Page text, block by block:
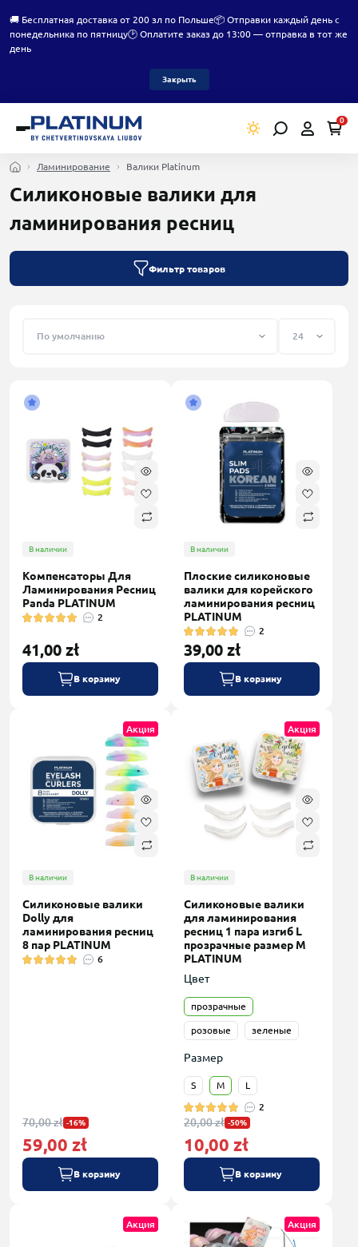
🚚 Бесплатная доставка от 200 зл по Польше📦 Отправки каждый день с
понедельника по пятницу🕑 Оплатите заказ до 13:00 — отправка в тот же
день
Закрыть
0
Ламинирование Валики Platinum
Силиконовые валики для
ламинирования ресниц
Фильтр товаров
В наличии
Компенсаторы Для
Ламинирования Ресниц
Panda PLATINUM
2
41,00 zł
В корзину
В наличии
Плоские силиконовые
валики для корейского
ламинирования ресниц
PLATINUM
2
39,00 zł
В корзину
Акция
В наличии
Силиконовые валики
Dolly для
ламинирования ресниц
8 пар PLATINUM
6
70,00 zł -16%
59,00 zł
В корзину
Акция
В наличии
Силиконовые валики
для ламинирования
ресниц 1 пара изгиб L
прозрачные размер M
PLATINUM
Цвет
прозрачные
розовые зеленые
Размер
S M L
2
20,00 zł -50%
10,00 zł
В корзину
Акция Акция